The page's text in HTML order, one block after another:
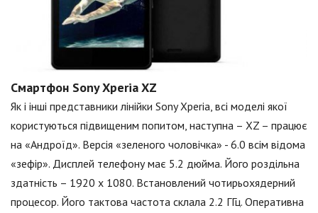
Смартфон Sony Xperia XZ
Як і інші представники лінійки Sony Xperia, всі моделі якої
користуються підвищеним попитом, наступна – XZ – працює
на «Андроїд». Версія «зеленого чоловічка» - 6.0 всім відома
«зефір». Дисплей телефону має 5.2 дюйма. Його роздільна
здатність – 1920 х 1080. Встановлений чотирьохядерний
процесор. Його тактова частота склала 2.2 ГГц. Оперативна